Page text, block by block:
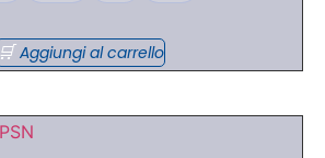
Aggiungi al carrello